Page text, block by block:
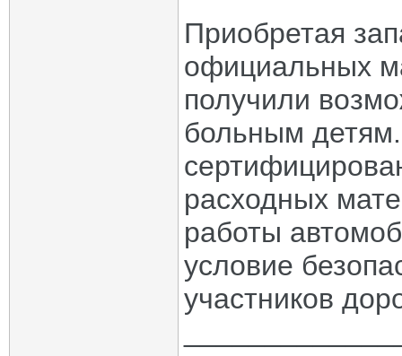
Приобретая
официальных
получили
больным
расходных
работы
условие
участников